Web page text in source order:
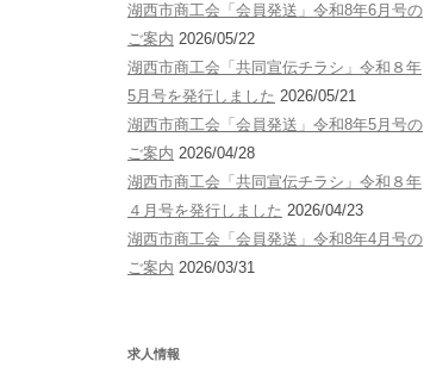
湖西市商工会「会員発送」令和8年6月号の
ご案内 2026/05/22
湖西市商工会「共同宣伝チラシ」令和８年
5月号を発行しました 2026/05/21
湖西市商工会「会員発送」令和8年5月号の
ご案内 2026/04/28
湖西市商工会「共同宣伝チラシ」令和８年
４月号を発行しました 2026/04/23
湖西市商工会「会員発送」令和8年4月号の
ご案内 2026/03/31
求人情報